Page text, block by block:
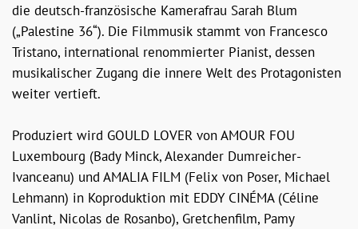
die deutsch-französische Kamerafrau Sarah Blum
(„Palestine 36“). Die Filmmusik stammt von Francesco
Tristano, international renommierter Pianist, dessen
musikalischer Zugang die innere Welt des Protagonisten
weiter vertieft.
Produziert wird GOULD LOVER von AMOUR FOU
Luxembourg (Bady Minck, Alexander Dumreicher-
Ivanceanu) und AMALIA FILM (Felix von Poser, Michael
Lehmann) in Koproduktion mit EDDY CINÉMA (Céline
Vanlint, Nicolas de Rosanbo), Gretchenfilm, Pamy